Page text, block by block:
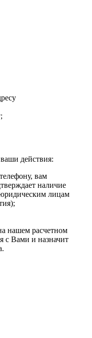
действия:
вам
наличие
юридическим лицам
нашем расчетном
с Вами и назначит